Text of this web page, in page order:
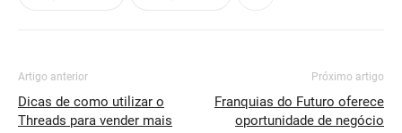
Artigo anterior
Dicas de como utilizar o
Threads para vender mais
Próximo artigo
Franquias do Futuro oferece
oportunidade de negócio